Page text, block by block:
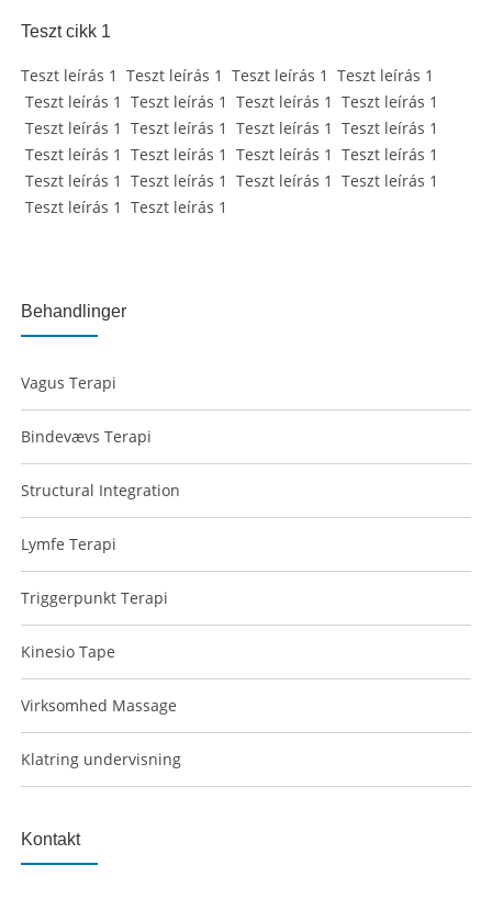
Teszt cikk 1
Teszt leírás 1 Teszt leírás 1 Teszt leírás 1 Teszt leírás 1
Teszt leírás 1 Teszt leírás 1 Teszt leírás 1 Teszt leírás 1
Teszt leírás 1 Teszt leírás 1 Teszt leírás 1 Teszt leírás 1
Teszt leírás 1 Teszt leírás 1 Teszt leírás 1 Teszt leírás 1
Teszt leírás 1 Teszt leírás 1 Teszt leírás 1 Teszt leírás 1
Teszt leírás 1 Teszt leírás 1
Behandlinger
Vagus Terapi
Bindevævs Terapi
Structural Integration
Lymfe Terapi
Triggerpunkt Terapi
Kinesio Tape
Virksomhed Massage
Klatring undervisning
Kontakt